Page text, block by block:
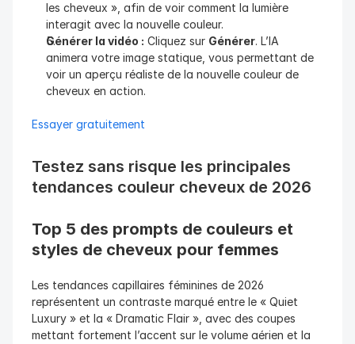
les cheveux », afin de voir comment la lumière
interagit avec la nouvelle couleur.
Générer la vidéo : Cliquez sur Générer. L’IA
animera votre image statique, vous permettant de
voir un aperçu réaliste de la nouvelle couleur de
cheveux en action.
Essayer gratuitement
Testez sans risque les principales
tendances couleur cheveux de 2026
Top 5 des prompts de couleurs et
styles de cheveux pour femmes
Les tendances capillaires féminines de 2026
représentent un contraste marqué entre le « Quiet
Luxury » et la « Dramatic Flair », avec des coupes
mettant fortement l’accent sur le volume aérien et la